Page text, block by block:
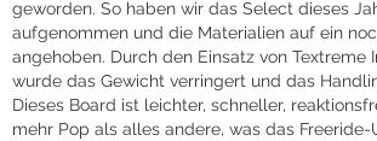
geworden. So haben wir das Select dieses
aufgenommen und die Materialien auf ein
angehoben. Durch den Einsatz von Textreme
wurde das Gewicht verringert und das
Dieses Board ist leichter, schneller,
mehr Pop als alles andere, was das